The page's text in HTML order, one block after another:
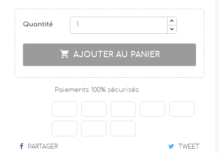
Quantité
 AJOUTER AU PANIER
Paiements 100% sécurisés
PARTAGER TWEET